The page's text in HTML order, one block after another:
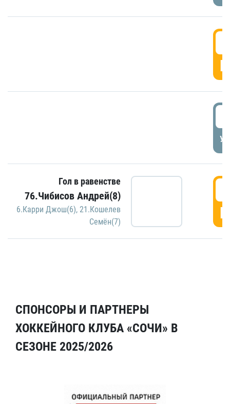
Гол в равенстве
76.Чибисов Андрей(8)
6.Карри Джош(6), 21.Кошелев
Семён(7)
СПОНСОРЫ И ПАРТНЕРЫ
ХОККЕЙНОГО КЛУБА «СОЧИ» В
СЕЗОНЕ 2025/2026